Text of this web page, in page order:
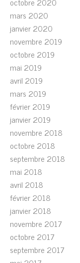
mars 2020
janvier 2020
novembre 2019
octobre 2019
mai 2019
avril 2019
mars 2019
février 2019
janvier 2019
novembre 2018
octobre 2018
septembre 2018
mai 2018
avril 2018
février 2018
janvier 2018
novembre 2017
octobre 2017
septembre 2017